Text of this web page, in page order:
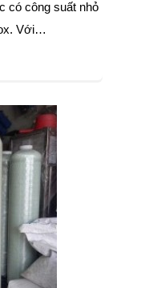
có công suất nhỏ
Với…